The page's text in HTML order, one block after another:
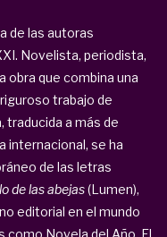
de las autoras
Novelista, periodista,
obra que combina una
trabajo de
traducida a más de
internacional, se ha
de las letras
de las abejas(Lumen),
editorial en el mundo
como Novela del Año. El